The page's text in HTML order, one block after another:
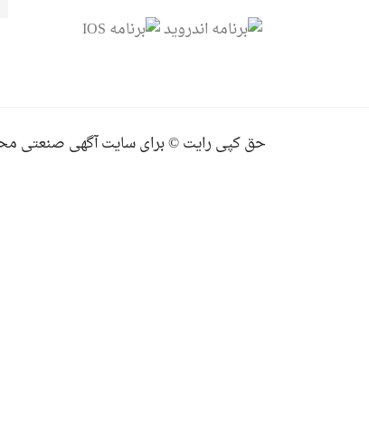
حق کپی رایت © برای سایت آگهی صنعتی